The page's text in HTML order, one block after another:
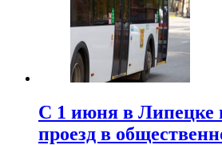
С 1 июня в Липецке
проезд в